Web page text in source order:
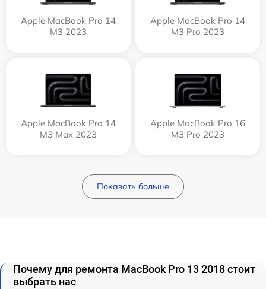
Apple MacBook Pro 14
M3 2023
Apple MacBook Pro 14
M3 Pro 2023
Apple MacBook Pro 14
M3 Max 2023
Apple MacBook Pro 16
M3 Pro 2023
Показать больше
Почему для ремонта MacBook Pro 13 2018 стоит
выбрать нас